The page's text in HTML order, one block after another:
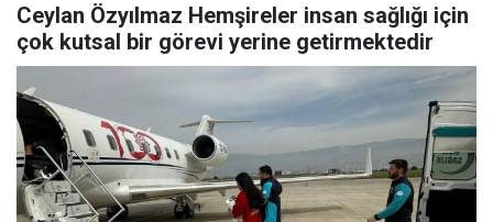
Ceylan Özyılmaz Hemşireler insan sağlığı için
çok kutsal bir görevi yerine getirmektedir